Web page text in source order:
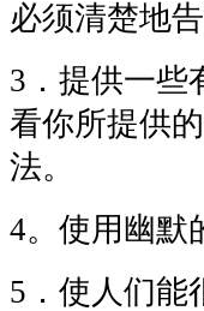
必须清楚地
3．提供一些
看你所提供
法。
4。使用幽默
5．使人们能